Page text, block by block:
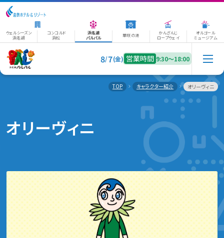
ウェルシーズン
浜名湖
コンコルド
浜松
浜名湖
パルパル
華咲の湯
かんざんじ
ロープウェイ
オルゴール
ミュージアム
8/7(金) 営業時間 9:30〜18:00
TOP キャラクター紹介 オリーヴィニ
オリーヴィニ